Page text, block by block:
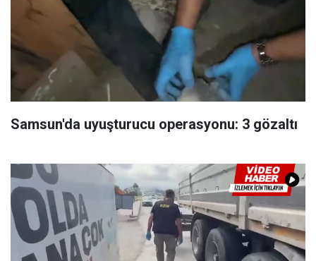
Samsun'da uyuşturucu operasyonu: 3 gözaltı